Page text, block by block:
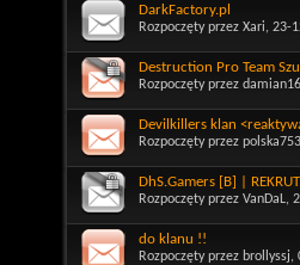
DarkFactory.pl
Rozpoczęty przez Xari, 23-
Destruction Pro Team
Rozpoczęty przez
Devilkillers klan
Rozpoczęty przez polska753
DhS.Gamers [B] |
Rozpoczęty przez VanDaL,
do klanu !!
Rozpoczęty przez brollyssj,